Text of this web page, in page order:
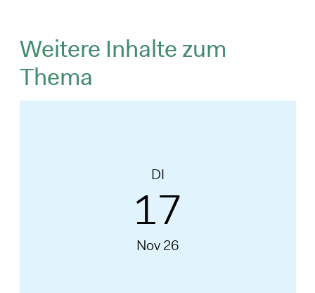
Weitere Inhalte zum
Thema
DI
17
Nov 26